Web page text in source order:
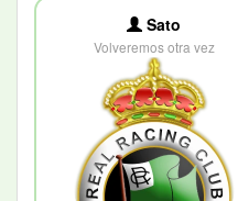
Sato
Volveremos otra vez